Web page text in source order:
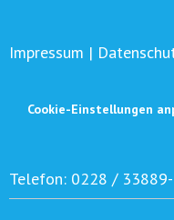
Impressum |
Cookie-Einstellungen
Telefon: 0228 /